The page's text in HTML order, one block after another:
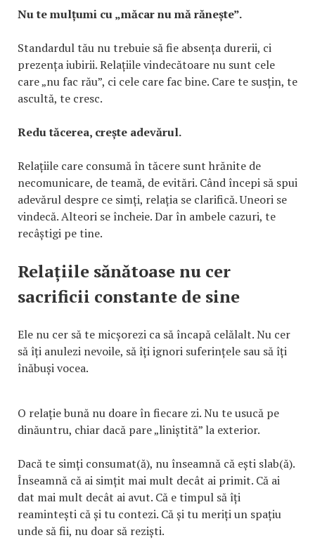
Nu te mulțumi cu „măcar nu mă rănește”.
Standardul tău nu trebuie să fie absența durerii, ci
prezența iubirii. Relațiile vindecătoare nu sunt cele
care „nu fac rău”, ci cele care fac bine. Care te susțin, te
ascultă, te cresc.
Redu tăcerea, crește adevărul.
Relațiile care consumă în tăcere sunt hrănite de
necomunicare, de teamă, de evitări. Când începi să spui
adevărul despre ce simți, relația se clarifică. Uneori se
vindecă. Alteori se încheie. Dar în ambele cazuri, te
recâștigi pe tine.
Relațiile sănătoase nu cer
sacrificii constante de sine
Ele nu cer să te micșorezi ca să încapă celălalt. Nu cer
să îți anulezi nevoile, să îți ignori suferințele sau să îți
înăbuși vocea.
O relație bună nu doare în fiecare zi. Nu te usucă pe
dinăuntru, chiar dacă pare „liniștită” la exterior.
Dacă te simți consumat(ă), nu înseamnă că ești slab(ă).
Înseamnă că ai simțit mai mult decât ai primit. Că ai
dat mai mult decât ai avut. Că e timpul să îți
reamintești că și tu contezi. Că și tu meriți un spațiu
unde să fii, nu doar să reziști.